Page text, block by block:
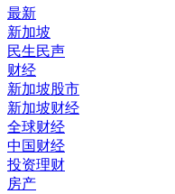
最新
新加坡
民生民声
财经
新加坡股市
新加坡财经
全球财经
中国财经
投资理财
房产